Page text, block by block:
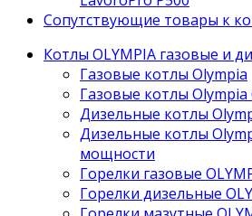
Сопутствующие товары к
Котлы OLYMPIA газовые и
Газовые котлы Olympia
Газовые котлы
Дизельные котлы
Дизельные котлы
мощности
Горелки газовые
Горелки дизельные